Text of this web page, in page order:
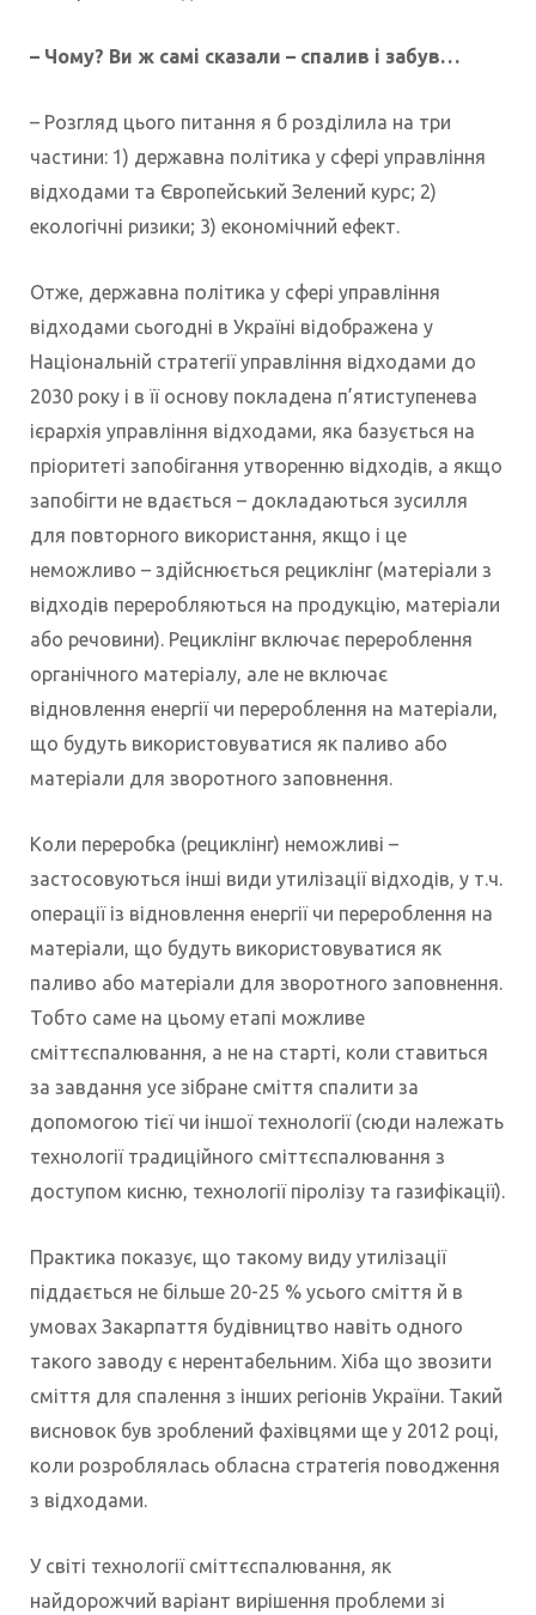
– Чому? Ви ж самі сказали – спалив і забув…
– Розгляд цього питання я б розділила на три
частини: 1) державна політика у сфері управління
відходами та Європейський Зелений курс; 2)
екологічні ризики; 3) економічний ефект.
Отже, державна політика у сфері управління
відходами сьогодні в Україні відображена у
Національній стратегії управління відходами до
2030 року і в її основу покладена п’ятиступенева
ієрархія управління відходами, яка базується на
пріоритеті запобігання утворенню відходів, а якщо
запобігти не вдається – докладаються зусилля
для повторного використання, якщо і це
неможливо – здійснюється рециклінг (матеріали з
відходів переробляються на продукцію, матеріали
або речовини). Рециклінг включає перероблення
органічного матеріалу, але не включає
відновлення енергії чи перероблення на матеріали,
що будуть використовуватися як паливо або
матеріали для зворотного заповнення.
Коли переробка (рециклінг) неможливі –
застосовуються інші види утилізації відходів, у т.ч.
операції із відновлення енергії чи перероблення на
матеріали, що будуть використовуватися як
паливо або матеріали для зворотного заповнення.
Тобто саме на цьому етапі можливе
сміттєспалювання, а не на старті, коли ставиться
за завдання усе зібране сміття спалити за
допомогою тієї чи іншої технології (сюди належать
технології традиційного сміттєспалювання з
доступом кисню, технології піролізу та газифікації).
Практика показує, що такому виду утилізації
піддається не більше 20-25 % усього сміття й в
умовах Закарпаття будівництво навіть одного
такого заводу є нерентабельним. Хіба що звозити
сміття для спалення з інших регіонів України. Такий
висновок був зроблений фахівцями ще у 2012 році,
коли розроблялась обласна стратегія поводження
з відходами.
У світі технології сміттєспалювання, як
найдорожчий варіант вирішення проблеми зі